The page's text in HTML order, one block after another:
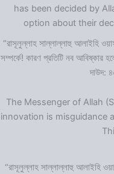
has been decided by
option about their
“রাসূলুল্লাহ সাল্লাল্লাহু আলাইহি
সম্পর্কে! কারণ প্রতিটি নব আবিষ্কার
দাউদ:
The Messenger of Allah
innovation is misguidance
“রাসূলুল্লাহ সাল্লাল্লাহু আলাইহি